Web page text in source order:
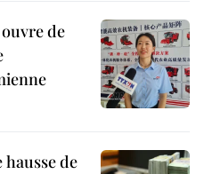
de
hausse de